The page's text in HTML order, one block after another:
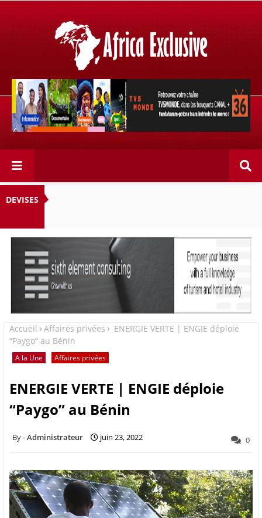
Retrouvez votre chaîne @TV5MONDE, dans les bouquets
CANAL+ 36 . Fandaharam-potoana tsara indrindra ho
anareo!
DEVISES
Accueil Affaires privées
ENERGIE VERTE | ENGIE déploie
“Paygo” au Bénin
A la Une Affaires privées
ENERGIE VERTE | ENGIE déploie
“Paygo” au Bénin
Administrateur juin 23, 2022 0